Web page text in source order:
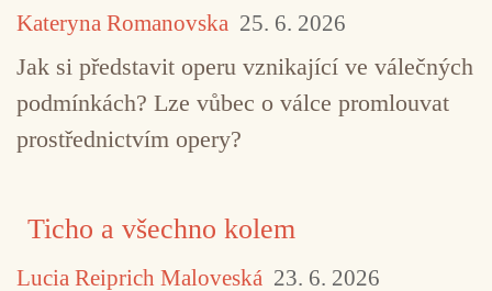
Kateryna Romanovska 25. 6. 2026
Jak si představit operu vznikající ve válečných
podmínkách? Lze vůbec o válce promlouvat
prostřednictvím opery?
Ticho a všechno kolem
Lucia Reiprich Maloveská 23. 6. 2026